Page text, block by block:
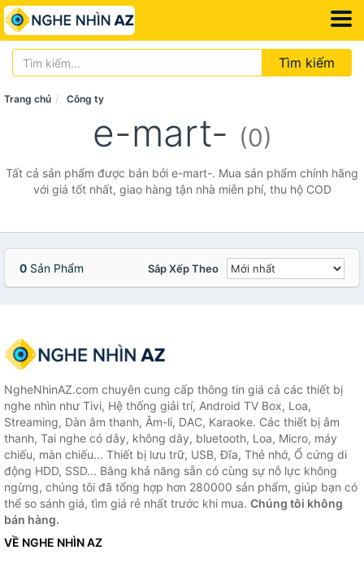
Tìm kiếm
Trang chủ Công ty
e-mart- (0)
Tất cả sản phẩm được bán bởi e-mart-. Mua sản phẩm chính hãng
với giá tốt nhất, giao hàng tận nhà miễn phí, thu hộ COD
0 Sản Phẩm Sắp Xếp Theo
NgheNhinAZ.com chuyên cung cấp thông tin giá cả các thiết bị
nghe nhìn như Tivi, Hệ thống giải trí, Android TV Box, Loa,
Streaming, Dàn âm thanh, Âm-li, DAC, Karaoke. Các thiết bị âm
thanh, Tai nghe có dây, không dây, bluetooth, Loa, Micro, máy
chiếu, màn chiếu... Thiết bị lưu trữ, USB, Đĩa, Thẻ nhớ, Ổ cứng di
động HDD, SSD... Bằng khả năng sẵn có cùng sự nỗ lực không
ngừng, chúng tôi đã tổng hợp hơn 280000 sản phẩm, giúp bạn có
thể so sánh giá, tìm giá rẻ nhất trước khi mua. Chúng tôi không
bán hàng.
VỀ NGHE NHÌN AZ